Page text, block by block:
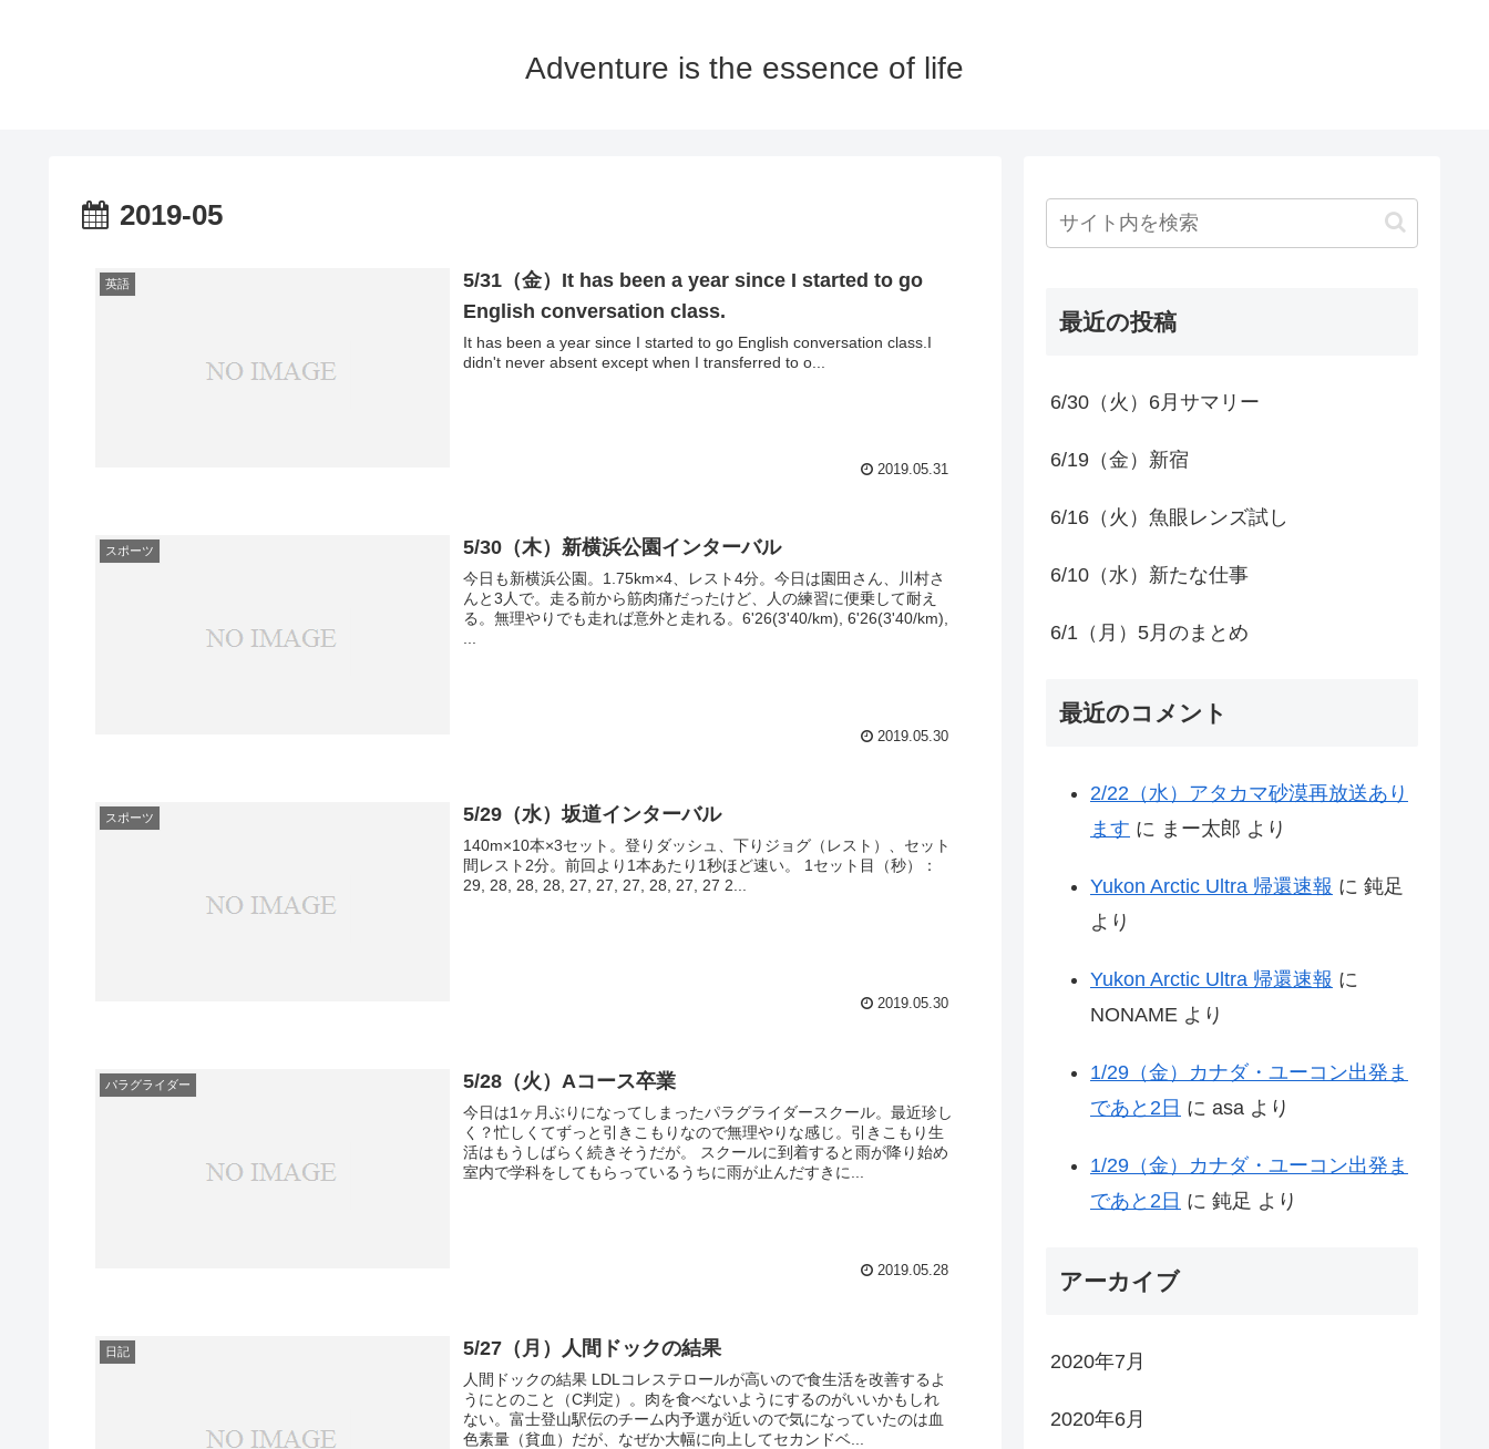
Adventure is the essence of life
2019-05
英語
5/31（金）It has been a year since I started to go
English conversation class.
It has been a year since I started to go English conversation class.I
didn't never absent except when I transferred to o...
2019.05.31
スポーツ 5/30（木）新横浜公園インターバル
今日も新横浜公園。1.75km×4、レスト4分。今日は園田さん、川村さ
んと3人で。走る前から筋肉痛だったけど、人の練習に便乗して耐え
る。無理やりでも走れば意外と走れる。6'26(3'40/km), 6'26(3'40/km),
2019.05.30
スポーツ 5/29（水）坂道インターバル
140m×10本×3セット。登りダッシュ、下りジョグ（レスト）、セット
間レスト2分。前回より1本あたり1秒ほど速い。 1セット目（秒）：
29, 28, 28, 28, 27, 27, 27, 28, 27, 27 2...
2019.05.30
パラグライダー 5/28（火）Aコース卒業
今日は1ヶ月ぶりになってしまったパラグライダースクール。最近珍し
く？忙しくてずっと引きこもりなので無理やりな感じ。引きこもり生
活はもうしばらく続きそうだが。 スクールに到着すると雨が降り始め
室内で学科をしてもらっているうちに雨が止んだすきに...
2019.05.28
日記 5/27（月）人間ドックの結果
人間ドックの結果 LDLコレステロールが高いので食生活を改善するよ
うにとのこと（C判定）。肉を食べないようにするのがいいかもしれ
ない。富士登山駅伝のチーム内予選が近いので気になっていたのは血
色素量（貧血）だが、なぜか大幅に向上してセカンドベ...
最近の投稿
6/30（火）6月サマリー
6/19（金）新宿
6/16（火）魚眼レンズ試し
6/10（水）新たな仕事
6/1（月）5月のまとめ
最近のコメント
2/22（水）アタカマ砂漠再放送あり
ます に まー太郎 より
Yukon Arctic Ultra 帰還速報 に 鈍足
より
Yukon Arctic Ultra 帰還速報 に
NONAME より
1/29（金）カナダ・ユーコン出発ま
であと2日 に asa より
1/29（金）カナダ・ユーコン出発ま
であと2日 に 鈍足 より
アーカイブ
2020年7月
2020年6月